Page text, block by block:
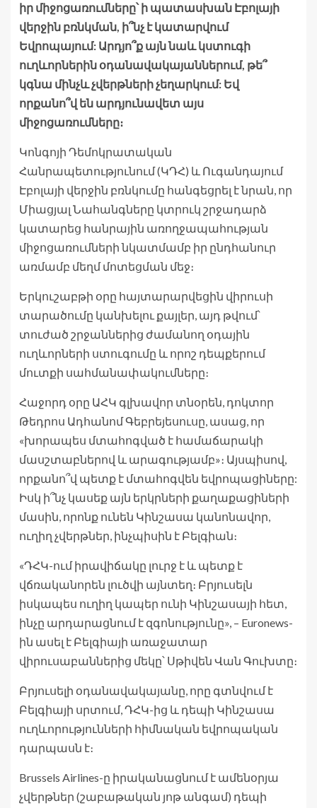
իր միջոցառումները՝ ի պատասխան Էբոլայի
վերջին բռնկման, ի՞նչ է կատարվում
Եվրոպայում: Արդյո՞ք այն նաև կստուգի
ուղևորներին օդանավակայաններում, թե՞
կգնա մինչև չվերթների չեղարկում: Եվ
որքանո՞վ են արդյունավետ այս
միջոցառումները։
Կոնգոյի Դեմոկրատական ​​
Հանրապետությունում (ԿԴՀ) և Ուգանդայում
Էբոլայի վերջին բռնկումը հանգեցրել է նրան, որ
Միացյալ Նահանգները կտրուկ շրջադարձ
կատարեց հանրային առողջապահության
միջոցառումների նկատմամբ իր ընդհանուր
առմամբ մեղմ մոտեցման մեջ։
Երկուշաբթի օրը հայտարարվեցին վիրուսի
տարածումը կանխելու քայլեր, այդ թվում՝
տուժած շրջաններից ժամանող օդային
ուղևորների ստուգումը և որոշ դեպքերում
մուտքի սահմանափակումները։
Հաջորդ օրը ԱՀԿ գլխավոր տնօրեն, դոկտոր
Թեդրոս Ադհանոմ Գեբրեյեսուսը, ասաց, որ
«խորապես մտահոգված է համաճարակի
մասշտաբներով և արագությամբ»։ Այսպիսով,
որքանո՞վ պետք է մտահոգվեն եվրոպացիները:
Իսկ ի՞նչ կասեք այն երկրների քաղաքացիների
մասին, որոնք ունեն Կինշասա կանոնավոր,
ուղիղ չվերթներ, ինչպիսին է Բելգիան։
«ԴՀԿ-ում իրավիճակը լուրջ է և պետք է
վճռականորեն լուծվի այնտեղ։ Բրյուսելն
իսկապես ուղիղ կապեր ունի Կինշասայի հետ,
ինչը արդարացնում է զգոնությունը», – Euronews-
ին ասել է Բելգիայի առաջատար
վիրուսաբաններից մեկը՝ Սթիվեն Վան Գուխտը։
Բրյուսելի օդանավակայանը, որը գտնվում է
Բելգիայի սրտում, ԴՀԿ-ից և դեպի Կինշասա
ուղևորությունների հիմնական եվրոպական
դարպասն է։
Brussels Airlines-ը իրականացնում է ամենօրյա
չվերթներ (շաբաթական յոթ անգամ) դեպի